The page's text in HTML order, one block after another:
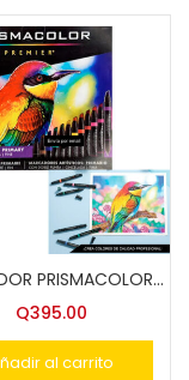
MARCADOR PRISMACOLOR SANFORD 12 COLS.3620
Q395.00
al carrito